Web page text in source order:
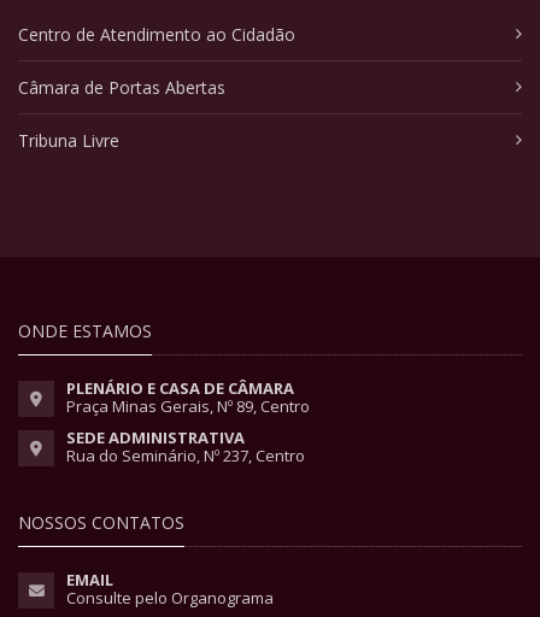
Centro de Atendimento ao Cidadão
Câmara de Portas Abertas
Tribuna Livre
ONDE ESTAMOS
PLENÁRIO E CASA DE CÂMARA
Praça Minas Gerais, Nº 89, Centro
SEDE ADMINISTRATIVA
Rua do Seminário, Nº 237, Centro
NOSSOS CONTATOS
EMAIL
Consulte pelo Organograma